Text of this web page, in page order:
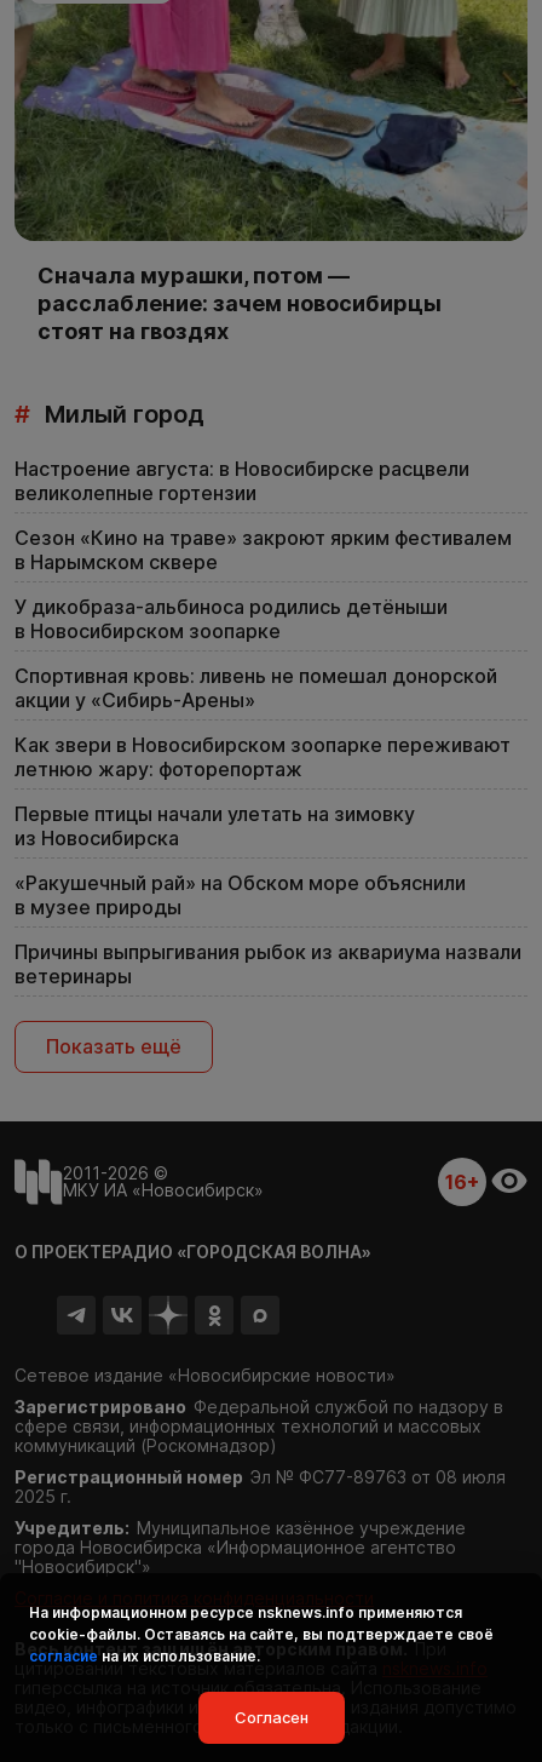
Сначала мурашки, потом —
расслабление: зачем новосибирцы
стоят на гвоздях
# Милый город
Настроение августа: в Новосибирске расцвели
великолепные гортензии
Сезон «Кино на траве» закроют ярким фестивалем
в Нарымском сквере
У дикобраза-альбиноса родились детёныши
в Новосибирском зоопарке
Спортивная кровь: ливень не помешал донорской
акции у «Сибирь-Арены»
Как звери в Новосибирском зоопарке переживают
летнюю жару: фоторепортаж
Первые птицы начали улетать на зимовку
из Новосибирска
«Ракушечный рай» на Обском море объяснили
в музее природы
Причины выпрыгивания рыбок из аквариума назвали
ветеринары
Показать ещё
2011-2026 ©
МКУ ИА «Новосибирск»
16+
О ПРОЕКТЕРАДИО «ГОРОДСКАЯ ВОЛНА»
Сетевое издание «Новосибирские новости»
Зарегистрировано Федеральной службой по надзору в
сфере связи, информационных технологий и массовых
коммуникаций (Роскомнадзор)
Регистрационный номер Эл № ФС77-89763 от 08 июля
2025 г.
Учредитель: Муниципальное казённое учреждение
города Новосибирска «Информационное агентство
"Новосибирск"»
Весь контент защищён авторским правом. При
цитировании текстовых материалов сайта
гиперссылка на источник обязательна. Использование
видео, инфографики и фотоматериалов издания допустимо
только с письменного разрешения редакции.
На информационном ресурсе nsknews.info применяются
cookie-файлы. Оставаясь на сайте, вы подтверждаете своё
согласие на их использование.
Согласен